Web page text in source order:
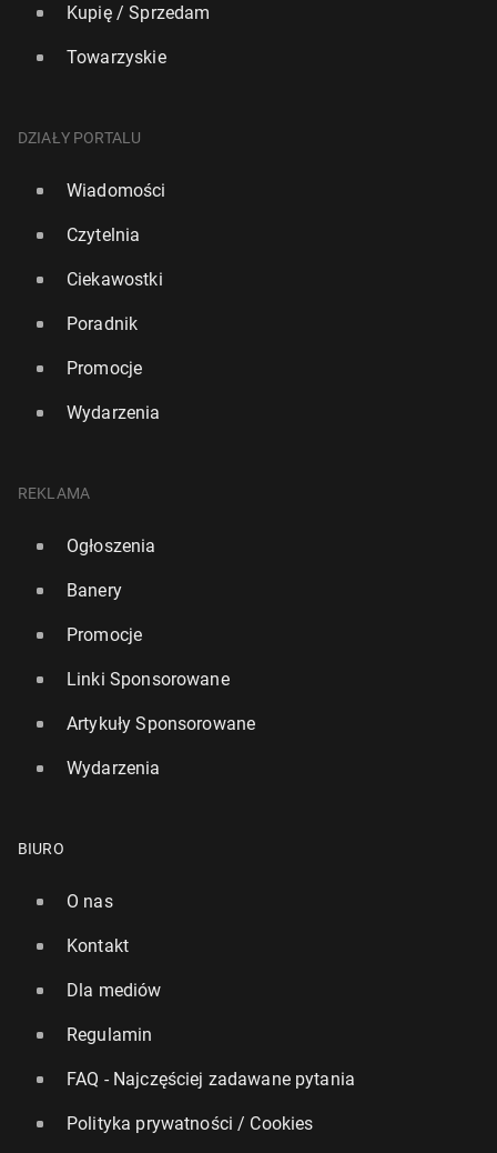
Kupię / Sprzedam
Towarzyskie
DZIAŁY PORTALU
Wiadomości
Czytelnia
Ciekawostki
Poradnik
Promocje
Wydarzenia
REKLAMA
Ogłoszenia
Banery
Promocje
Linki Sponsorowane
Artykuły Sponsorowane
Wydarzenia
BIURO
O nas
Kontakt
Dla mediów
Regulamin
FAQ - Najczęściej zadawane pytania
Polityka prywatności / Cookies